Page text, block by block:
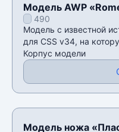
Модель AWP
490
Модель с известной
для CSS v34, на
Корпус модели
Модель ножа